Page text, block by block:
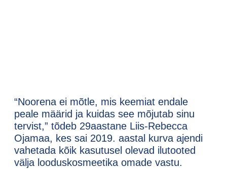
“Noorena ei mõtle, mis keemiat endale
peale määrid ja kuidas see mõjutab sinu
tervist,” tõdeb 29aastane Liis-Rebecca
Ojamaa, kes sai 2019. aastal kurva ajendi
vahetada kõik kasutusel olevad ilutooted
välja looduskosmeetika omade vastu.